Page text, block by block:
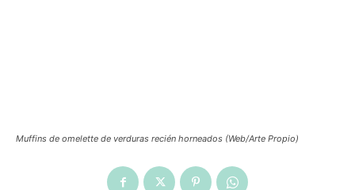
Muffins de omelette de verduras recién horneados (Web/Arte Propio)